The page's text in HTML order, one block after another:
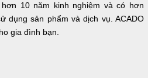
10 năm kinh nghiệm và có hơn
dụng sản phẩm và dịch vụ. ACADO
gia đình bạn.